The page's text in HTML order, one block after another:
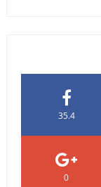
35.4
0